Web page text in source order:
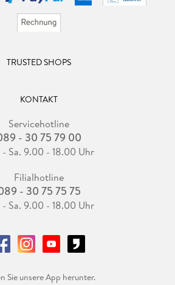
TRUSTED SHOPS
KONTAKT
Servicehotline
- 30 75 79 00
- Sa. 9.00 - 18.00 Uhr
Filialhotline
- 30 75 75 75
- Sa. 9.00 - 18.00 Uhr
Sie unsere App herunter.